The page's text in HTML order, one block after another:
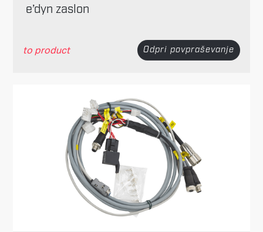
e’dyn zaslon
to product Odpri povpraševanje